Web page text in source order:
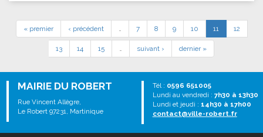
« premier ‹ précédent … 7 8 9 10 11 12
13 14 15 … suivant › dernier »
MAIRIE DU ROBERT
Rue Vincent Allègre,
Le Robert 97231, Martinique
Tél : 0596 651005
Lundi au vendredi : 7h30 à 13h30
Lundi et jeudi : 14h30 à 17h00
contact@ville-robert.fr